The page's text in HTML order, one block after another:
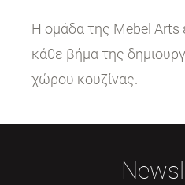
Η ομάδα της Mebel Arts
κάθε βήμα της
χώρου κουζίνας.